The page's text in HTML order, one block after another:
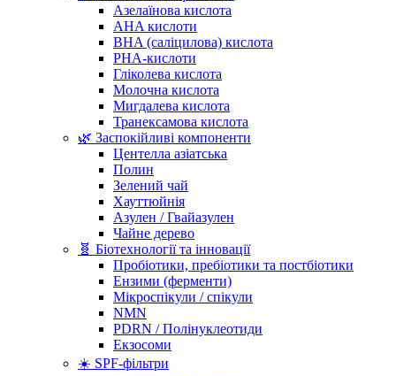
Азелаїнова кислота
AHA кислоти
BHA (саліцилова) кислота
PHA-кислоти
Гліколева кислота
Молочна кислота
Мигдалева кислота
Транексамова кислота
🌿 Заспокійливі компоненти
Центелла азіатська
Полин
Зелений чай
Хауттюйнія
Азулен / Гвайазулен
Чайне дерево
🧬 Біотехнології та інновації
Пробіотики, пребіотики та постбіотики
Ензими (ферменти)
Мікроспікули / спікули
NMN
PDRN / Полінуклеотиди
Екзосоми
☀️ SPF-фільтри